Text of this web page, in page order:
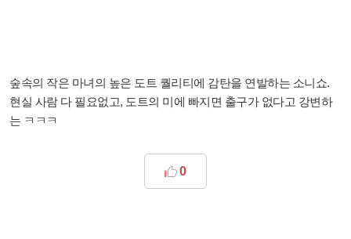
숲속의 작은 마녀의 높은 도트 퀄리티에 감탄을 연발하는 소니쇼.
현실 사람 다 필요없고, 도트의 미에 빠지면 출구가 없다고 강변하
는 ㅋㅋㅋ
0